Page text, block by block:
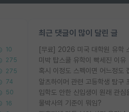
10
275
275
74
50
16
최근 댓글이 많이 달린 글
미박 탑스쿨 유학이 빡세진 이유
혹시 이정도 스펙이면 어느정도
알츠하이머 관련 고등학생 탐구
입학도 안한 신입생이 원래 관심
물박사의 기준이 뭐임?